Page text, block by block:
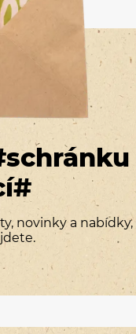
novinky a nabídky,